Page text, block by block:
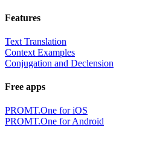
Features
Text Translation
Context Examples
Conjugation and Declension
Free apps
PROMT.One for iOS
PROMT.One for Android